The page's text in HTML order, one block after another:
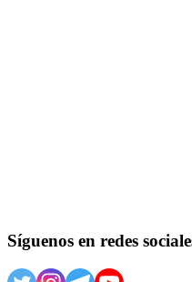
Síguenos en redes